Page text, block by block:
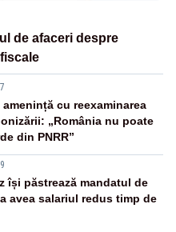
de afaceri despre
cu reexaminarea
„România nu poate
din PNRR”
își păstrează mandatul de
avea salariul redus timp de